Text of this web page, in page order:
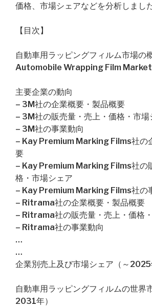
価格、市場シェアなどを分析しました
【目次】
自動車用ラッピングフィルム市場の
Automobile Wrapping Film Market
主要企業の動向
– 3M社の企業概要・製品概要
– 3M社の販売量・売上・価格・市場
– 3M社の事業動向
– Kay Premium Marking Films社の
要
– Kay Premium Marking Films社の
格・市場シェア
– Kay Premium Marking Films社の
– Ritrama社の企業概要・製品概要
– Ritrama社の販売量・売上・価格
– Ritrama社の事業動向
…
…
企業別売上及び市場シェア（～2025
自動車用ラッピングフィルムの世界
2031年）